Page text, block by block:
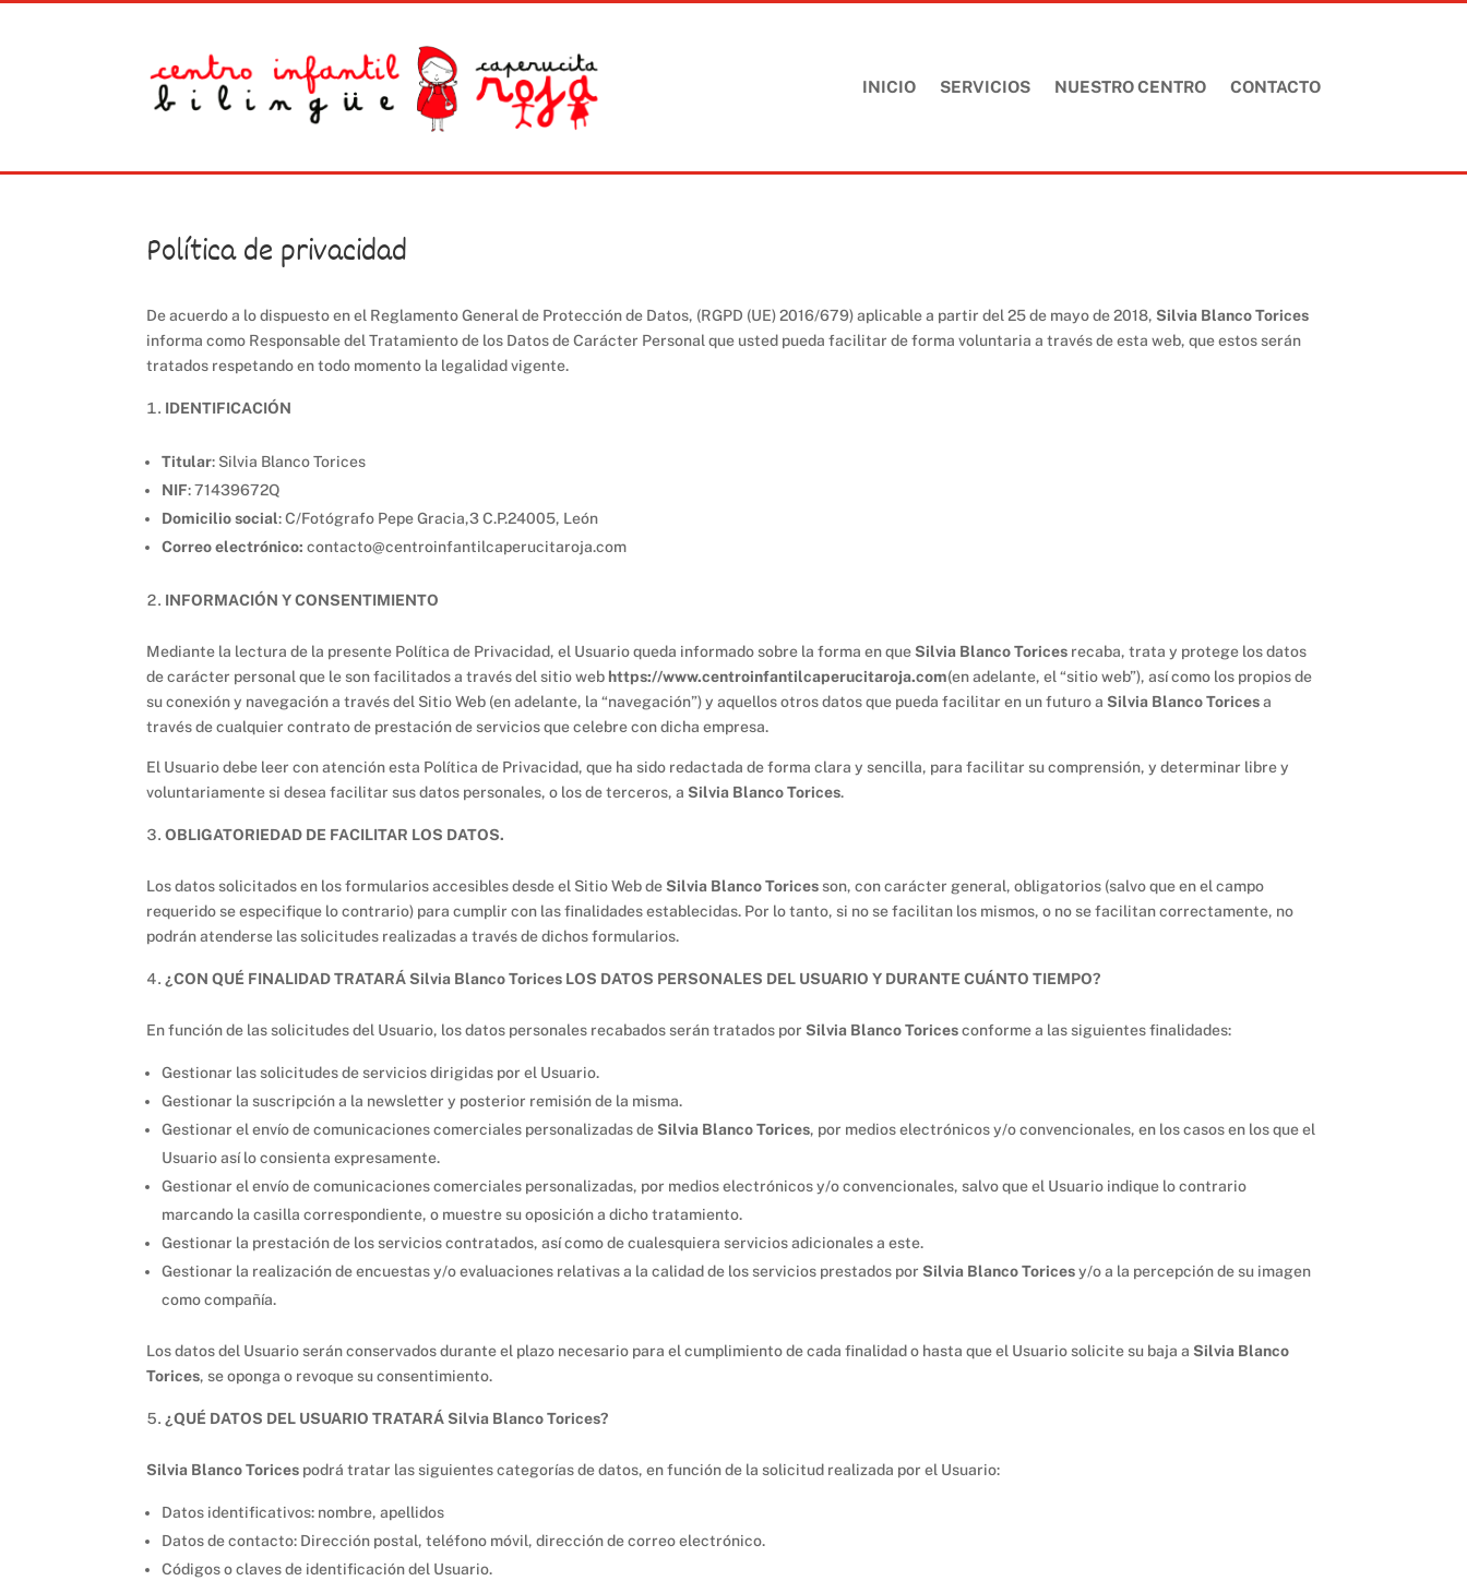
INICIO SERVICIOS NUESTRO CENTRO CONTACTO
Política de privacidad
De acuerdo a lo dispuesto en el Reglamento General de Protección de Datos, (RGPD (UE) 2016/679) aplicable a partir del 25 de mayo de 2018,Silvia Blanco Torices
informa como Responsable del Tratamiento de los Datos de Carácter Personal que usted pueda facilitar de forma voluntaria a través de esta web, que estos serán
tratados respetando en todo momento la legalidad vigente.
IDENTIFICACIÓN
Titular: Silvia Blanco Torices
NIF: 71439672Q
Domicilio social: C/Fotógrafo Pepe Gracia,3 C.P.24005, León
Correo electrónico: contacto@centroinfantilcaperucitaroja.com
INFORMACIÓN Y CONSENTIMIENTO
Mediante la lectura de la presente Política de Privacidad, el Usuario queda informado sobre la forma en queSilvia Blanco Torices recaba, trata y protege los datos
de carácter personal que le son facilitados a través del sitio web https://www.centroinfantilcaperucitaroja.com(en adelante, el “sitio web”), así como los propios de
su conexión y navegación a través del Sitio Web (en adelante, la “navegación”) y aquellos otros datos que pueda facilitar en un futuro aSilvia Blanco Toricesa
través de cualquier contrato de prestación de servicios que celebre con dicha empresa.
El Usuario debe leer con atención esta Política de Privacidad, que ha sido redactada de forma clara y sencilla, para facilitar su comprensión, y determinar libre y
voluntariamente si desea facilitar sus datos personales, o los de terceros, aSilvia Blanco Torices.
OBLIGATORIEDAD DE FACILITAR LOS DATOS.
Los datos solicitados en los formularios accesibles desde el Sitio Web deSilvia Blanco Toricesson, con carácter general, obligatorios (salvo que en el campo
requerido se especifique lo contrario) para cumplir con las finalidades establecidas. Por lo tanto, si no se facilitan los mismos, o no se facilitan correctamente, no
podrán atenderse las solicitudes realizadas a través de dichos formularios.
¿CON QUÉ FINALIDAD TRATARÁ Silvia Blanco Torices LOS DATOS PERSONALES DEL USUARIO Y DURANTE CUÁNTO TIEMPO?
En función de las solicitudes del Usuario, los datos personales recabados serán tratados porSilvia Blanco Toricesconforme a las siguientes finalidades:
Gestionar las solicitudes de servicios dirigidas por el Usuario.
Gestionar la suscripción a la newsletter y posterior remisión de la misma.
Gestionar el envío de comunicaciones comerciales personalizadas deSilvia Blanco Torices, por medios electrónicos y/o convencionales, en los casos en los que el
Usuario así lo consienta expresamente.
Gestionar el envío de comunicaciones comerciales personalizadas, por medios electrónicos y/o convencionales, salvo que el Usuario indique lo contrario
marcando la casilla correspondiente, o muestre su oposición a dicho tratamiento.
Gestionar la prestación de los servicios contratados, así como de cualesquiera servicios adicionales a este.
Gestionar la realización de encuestas y/o evaluaciones relativas a la calidad de los servicios prestados porSilvia Blanco Toricesy/o a la percepción de su imagen
como compañía.
Los datos del Usuario serán conservados durante el plazo necesario para el cumplimiento de cada finalidad o hasta que el Usuario solicite su baja aSilvia Blanco
Torices, se oponga o revoque su consentimiento.
¿QUÉ DATOS DEL USUARIO TRATARÁ Silvia Blanco Torices?
Silvia Blanco Torices podrá tratar las siguientes categorías de datos, en función de la solicitud realizada por el Usuario:
Datos identificativos: nombre, apellidos
Datos de contacto: Dirección postal, teléfono móvil, dirección de correo electrónico.
Códigos o claves de identificación del Usuario.